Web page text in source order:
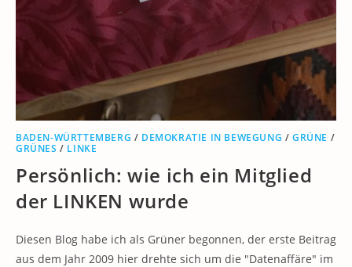
BADEN-WÜRTTEMBERG / DEMOKRATIE IN BEWEGUNG /GRÜNE /
GRÜNES / LINKE
Persönlich: wie ich ein Mitglied
der LINKEN wurde
Diesen Blog habe ich als Grüner begonnen, der erste Beitrag
aus dem Jahr 2009 hier drehte sich um die "Datenaffäre" im